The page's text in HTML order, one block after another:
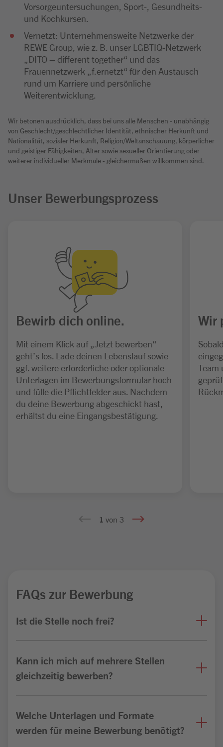
Vorsorgeuntersuchungen, Sport-, Gesundheits-
und Kochkursen.
Vernetzt: Unternehmensweite Netzwerke der
REWE Group, wie z. B. unser LGBTIQ-Netzwerk
„DITO – different together“ und das
Frauennetzwerk „f.ernetzt“ für den Austausch
rund um Karriere und persönliche
Weiterentwicklung.
Wir betonen ausdrücklich, dass bei uns alle Menschen - unabhängig
von Geschlecht/geschlechtlicher Identität, ethnischer Herkunft und
Nationalität, sozialer Herkunft, Religion/Weltanschauung, körperlicher
und geistiger Fähigkeiten, Alter sowie sexueller Orientierung oder
weiterer individueller Merkmale - gleichermaßen willkommen sind.
Unser Bewerbungsprozess
Bewirb dich online.
Mit einem Klick auf „Jetzt bewerben“
geht’s los. Lade deinen Lebenslauf sowie
ggf. weitere erforderliche oder optionale
Unterlagen im Bewerbungsformular hoch
und fülle die Pflichtfelder aus. Nachdem
du deine Bewerbung abgeschickt hast,
erhältst du eine Eingangsbestätigung.
Wir
Team
1 von 3
FAQs zur Bewerbung
Ist die Stelle noch frei?
Kann ich mich auf mehrere Stellen
gleichzeitig bewerben?
Welche Unterlagen und Formate
werden für meine Bewerbung benötigt?